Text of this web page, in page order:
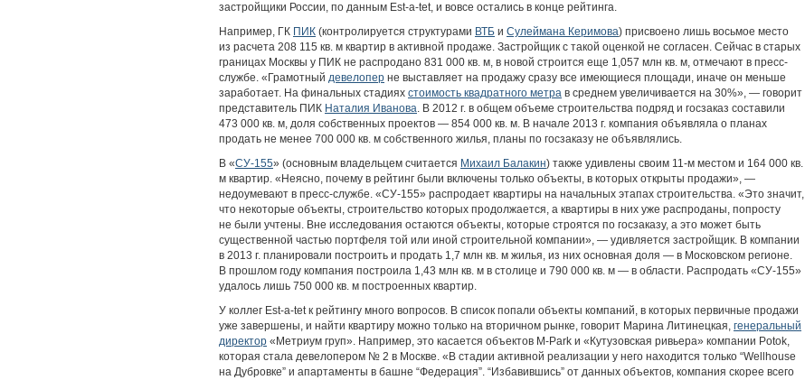
застройщики России, по данным Est-a-tet, и вовсе остались в конце рейтинга.
Например, ГК ПИК (контролируется структурами ВТБ и Сулеймана Керимова) присвоено лишь восьмое место
из расчета 208 115 кв. м квартир в активной продаже. Застройщик с такой оценкой не согласен. Сейчас в старых
границах Москвы у ПИК не распродано 831 000 кв. м, в новой строится еще 1,057 млн кв. м, отмечают в пресс-
службе. «Грамотный девелопер не выставляет на продажу сразу все имеющиеся площади, иначе он меньше
заработает. На финальных стадиях стоимость квадратного метра в среднем увеличивается на 30%», — говорит
представитель ПИК Наталия Иванова. В 2012 г. в общем объеме строительства подряд и госзаказ составили
473 000 кв. м, доля собственных проектов — 854 000 кв. м. В начале 2013 г. компания объявляла о планах
продать не менее 700 000 кв. м собственного жилья, планы по госзаказу не объявлялись.
В «СУ-155» (основным владельцем считается Михаил Балакин) также удивлены своим 11-м местом и 164 000 кв.
м квартир. «Неясно, почему в рейтинг были включены только объекты, в которых открыты продажи», —
недоумевают в пресс-службе. «СУ-155» распродает квартиры на начальных этапах строительства. «Это значит,
что некоторые объекты, строительство которых продолжается, а квартиры в них уже распроданы, попросту
не были учтены. Вне исследования остаются объекты, которые строятся по госзаказу, а это может быть
существенной частью портфеля той или иной строительной компании», — удивляется застройщик. В компании
в 2013 г. планировали построить и продать 1,7 млн кв. м жилья, из них основная доля — в Московском регионе.
В прошлом году компания построила 1,43 млн кв. м в столице и 790 000 кв. м — в области. Распродать «СУ-155»
удалось лишь 750 000 кв. м построенных квартир.
У коллег Est-a-tet к рейтингу много вопросов. В список попали объекты компаний, в которых первичные продажи
уже завершены, и найти квартиру можно только на вторичном рынке, говорит Марина Литинецкая, генеральный
директор «Метриум груп». Например, это касается объектов M-Park и «Кутузовская ривьера» компании Potok,
которая стала девелопером № 2 в Москве. «В стадии активной реализации у него находится только “Wellhouse
на Дубровке” и апартаменты в башне “Федерация”. “Избавившись” от данных объектов, компания скорее всего